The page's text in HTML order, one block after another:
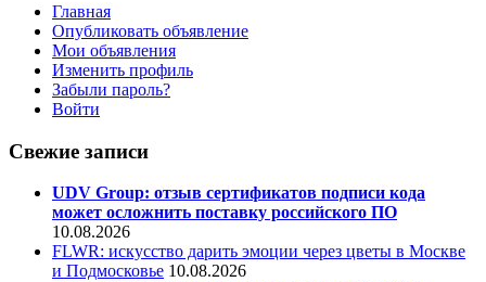
Главная
Опубликовать объявление
Мои объявления
Изменить профиль
Забыли пароль?
Войти
Свежие записи
UDV Group: отзыв сертификатов подписи кода
может осложнить поставку российского ПО
10.08.2026
FLWR: искусство дарить эмоции через цветы в Москве
и Подмосковье 10.08.2026